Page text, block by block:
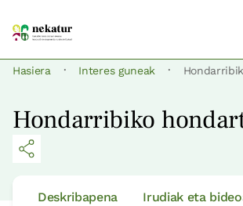
Hasiera · Interes guneak ·
Hondarribiko
Deskribapena Irudiak eta